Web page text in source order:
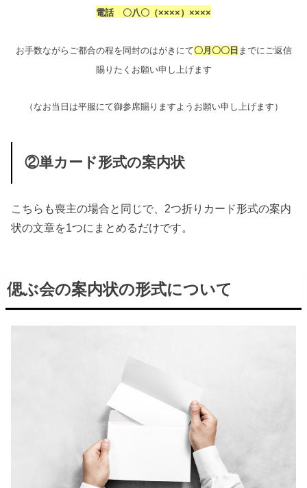
電話 〇八〇（××××）××××
お手数ながらご都合の程を同封のはがきにて〇月〇〇日 までにご返信
賜りたくお願い申し上げます
（なお当日は平服にて御参席賜りますようお願い申し上げます）
②単カード形式の案内状
こちらも喪主の場合と同じで、2つ折りカード形式の案内
状の文章を1つにまとめるだけです。
偲ぶ会の案内状の形式について